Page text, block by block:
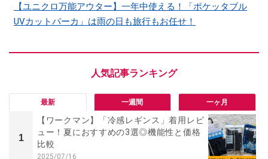
【ユニクロ万能アウター】一年中使える！「ポケッタブル
UVカットパーカ」は雨の日も旅行もお任せ！
最新 一週間 一ヶ月
1
【ワークマン】「冷感レギンス」着用レビ
ュー！夏におすすめの3選◎機能性と価格
比較
2025/07/16